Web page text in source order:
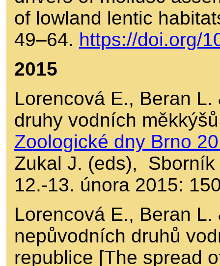
of lowland lentic
49–64. https://doi.org/
2015
Lorencová E., Beran
druhy vodních
Zoologické dny Brno
Zukal J. (eds),
12.-13. února 2015:
Lorencová E., Beran
nepůvodních druhů
republice [The spread